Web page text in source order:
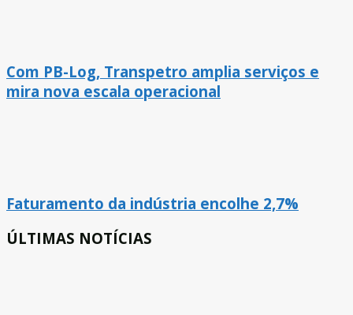
Com PB-Log, Transpetro amplia serviços e
mira nova escala operacional
Faturamento da indústria encolhe 2,7%
ÚLTIMAS NOTÍCIAS